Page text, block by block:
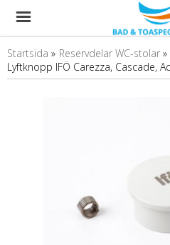
Startsida » Reservdelar WC-stolar »
Lyftknopp IFÖ Carezza, Cascade,